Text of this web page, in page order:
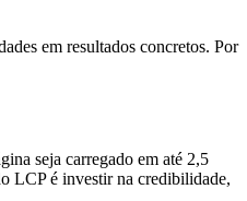
em resultados concretos. Por
seja carregado em até 2,5
LCP é investir na credibilidade,